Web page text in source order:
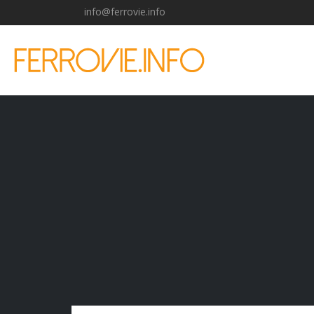
info@ferrovie.info